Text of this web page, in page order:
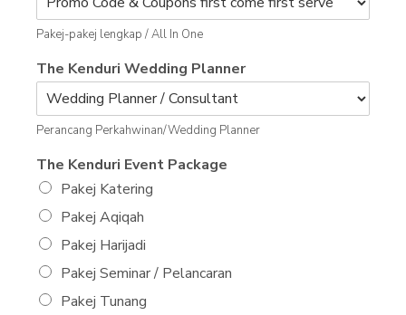
Pakej-pakej lengkap / All In One
The Kenduri Wedding Planner
Perancang Perkahwinan/Wedding Planner
The Kenduri Event Package
Pakej Katering
Pakej Aqiqah
Pakej Harijadi
Pakej Seminar / Pelancaran
Pakej Tunang